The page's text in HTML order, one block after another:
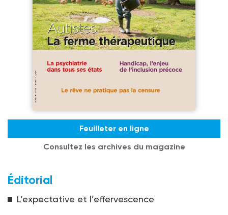
Feuilleter en ligne
Consultez les archives du magazine
Éditorial
L’expectative et l’effervescence